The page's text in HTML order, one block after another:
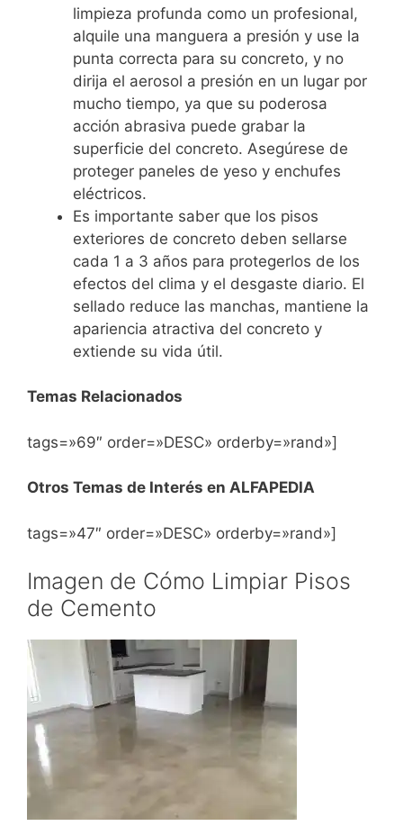
limpieza profunda como un profesional,
alquile una manguera a presión y use la
punta correcta para su concreto, y no
dirija el aerosol a presión en un lugar por
mucho tiempo, ya que su poderosa
acción abrasiva puede grabar la
superficie del concreto. Asegúrese de
proteger paneles de yeso y enchufes
eléctricos.
Es importante saber que los pisos
exteriores de concreto deben sellarse
cada 1 a 3 años para protegerlos de los
efectos del clima y el desgaste diario. El
sellado reduce las manchas, mantiene la
apariencia atractiva del concreto y
extiende su vida útil.
Temas Relacionados
tags=»69″ order=»DESC» orderby=»rand»]
Otros Temas de Interés en ALFAPEDIA
tags=»47″ order=»DESC» orderby=»rand»]
Imagen de Cómo Limpiar Pisos
de Cemento